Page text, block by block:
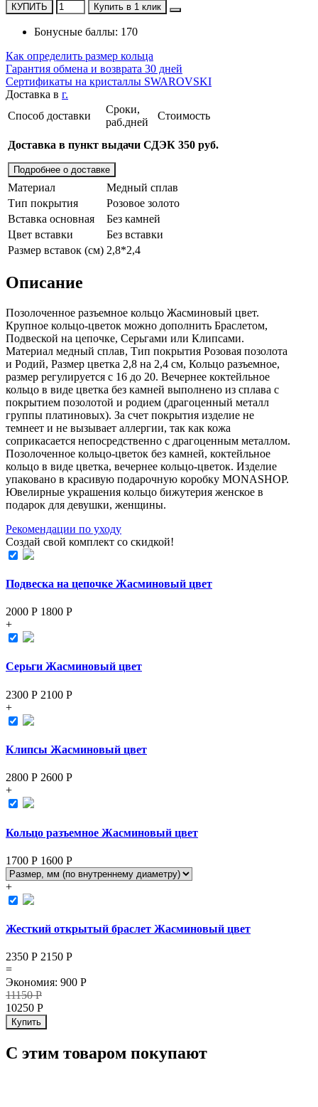
КУПИТЬ Купить в 1 клик
Бонусные баллы: 170
Как определить размер кольца
Гарантия обмена и возврата 30 дней
Сертификаты на кристаллы SWAROVSKI
Доставка в г.
Способ доставки
Сроки,
раб.дней
Стоимость
Доставка в пункт выдачи СДЭК 350 руб.
Подробнее о доставке
Материал
Медный сплав
Тип покрытия
Розовое золото
Вставка основная
Без камней
Цвет вставки
Без вставки
Размер вставок (см) 2,8*2,4
Описание
Позолоченное разъемное кольцо Жасминовый цвет.
Крупное кольцо-цветок можно дополнить Браслетом,
Подвеской на цепочке, Серьгами или Клипсами.
Материал медный сплав, Тип покрытия Розовая позолота
и Родий, Размер цветка 2,8 на 2,4 см, Кольцо разъемное,
размер регулируется с 16 до 20. Вечернее коктейльное
кольцо в виде цветка без камней выполнено из сплава с
покрытием позолотой и родием (драгоценный металл
группы платиновых). За счет покрытия изделие не
темнеет и не вызывает аллергии, так как кожа
соприкасается непосредственно с драгоценным металлом.
Позолоченное кольцо-цветок без камней, коктейльное
кольцо в виде цветка, вечернее кольцо-цветок. Изделие
упаковано в красивую подарочную коробку MONASHOP.
Ювелирные украшения кольцо бижутерия женское в
подарок для девушки, женщины.
Рекомендации по уходу
Создай свой комплект со скидкой!
Подвеска на цепочке Жасминовый цвет
2000 Р 1800 Р
+
Серьги Жасминовый цвет
2300 Р 2100 Р
+
Клипсы Жасминовый цвет
2800 Р 2600 Р
+
Кольцо разъемное Жасминовый цвет
1700 Р 1600 Р
+
Жесткий открытый браслет Жасминовый цвет
2350 Р 2150 Р
=
Экономия: 900 Р
11150Р
10250 Р
Купить
С этим товаром покупают